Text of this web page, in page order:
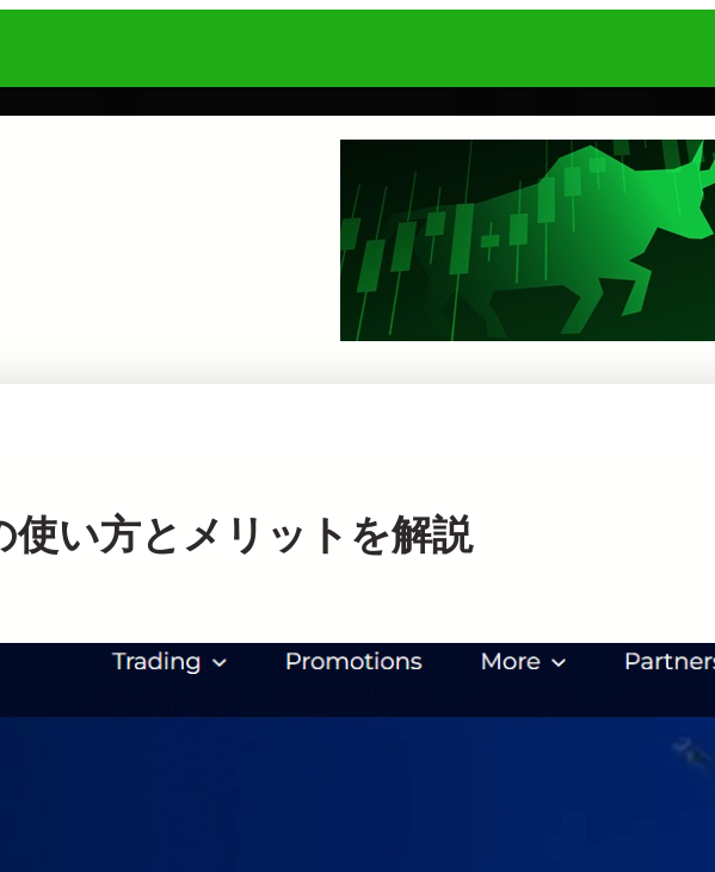
使い方とメリットを解説